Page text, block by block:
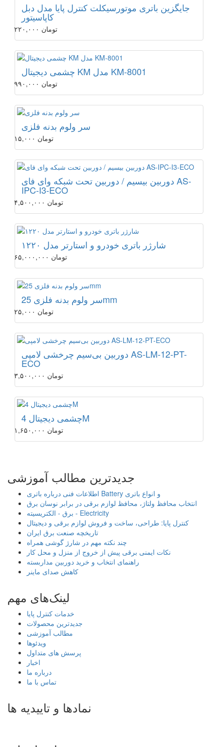
جایگزین باتری موتورسیکلت کنترل پایا مدل دبل
کاپاسیتور
۲۲۰,۰۰۰ تومان
چشمی دیجیتال KM مدل KM-8001
۹۹۰,۰۰۰ تومان
سر ولوم بدنه فلزی
۱۵,۰۰۰ تومان
دوربین بیسیم / دوربین تحت شبکه وای فای AS-
IPC-I3-ECO
۴,۵۰۰,۰۰۰ تومان
شارژر باتری خودرو و استارتر مدل ۱۲۲۰
۶۵,۰۰۰,۰۰۰ تومان
سر ولوم بدنه فلزی 25mm
۲۵,۰۰۰ تومان
دوربین بی‌سیم چرخشی لامپی AS-LM-12-PT-
ECO
۳,۵۰۰,۰۰۰ تومان
چشمی دیجیتال 4M
۱,۶۵۰,۰۰۰ تومان
جدیدترین مطالب آموزشی
اطلاعات فنی درباره باتری Battery و انواع باتری
انتخاب محافظ ولتاژ، محافظ لوازم برقی در برابر نوسان برق
برق - الکتریسیته - Electricity
کنترل پایا: طراحی، ساخت و فروش لوازم برقی و دیجیتال
تاریخچه صنعت برق ایران
چند نکته مهم در شارژ گوشی همراه
نکات ایمنی برقی پیش از خروج از منزل و محل کار
راهنمای انتخاب و خرید دوربین مداربسته
کاهش صدای ماینر
لینک‌های مهم
خدمات کنترل پایا
جدیدترین محصولات
مطالب آموزشی
ویدئوها
پرسش های متداول
اخبار
درباره ما
تماس با ما
نمادها و تاییدیه ها